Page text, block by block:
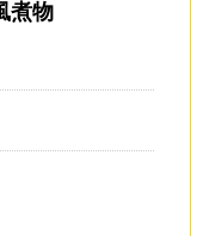
煮物